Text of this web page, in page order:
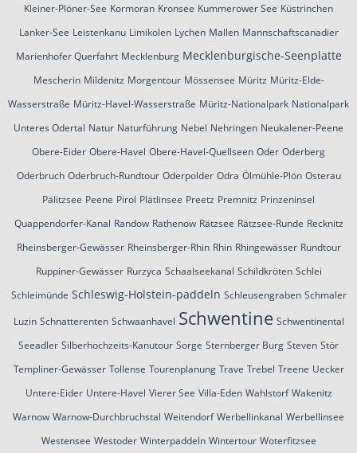
Kleiner-Plöner-See Kormoran Kronsee Kummerower See Küstrinchen
Lanker-See Leistenkanu Limikolen Lychen Mallen Mannschaftscanadier
Marienhofer Querfahrt Mecklenburg Mecklenburgische-Seenplatte
Mescherin Mildenitz Morgentour Mössensee Müritz Müritz-Elde-
Wasserstraße Müritz-Havel-Wasserstraße Müritz-Nationalpark Nationalpark
Unteres Odertal Natur Naturführung Nebel Nehringen Neukalener-Peene
Obere-Eider Obere-Havel Obere-Havel-Quellseen Oder Oderberg
Oderbruch Oderbruch-Rundtour Oderpolder Odra Ölmühle-Plön Osterau
Pälitzsee Peene Pirol Plätlinsee Preetz Premnitz Prinzeninsel
Quappendorfer-Kanal Randow Rathenow Rätzsee Rätzsee-Runde Recknitz
Rheinsberger-Gewässer Rheinsberger-Rhin Rhin Rhingewässer Rundtour
Ruppiner-Gewässer Rurzyca Schaalseekanal Schildkröten Schlei
Schleimünde Schleswig-Holstein-paddeln Schleusengraben Schmaler
Luzin Schnatterenten Schwaanhavel Schwentine Schwentinental
Seeadler Silberhochzeits-Kanutour Sorge Sternberger Burg Steven Stör
Templiner-Gewässer Tollense Tourenplanung Trave Trebel Treene Uecker
Untere-Eider Untere-Havel Vierer See Villa-Eden Wahlstorf Wakenitz
Warnow Warnow-Durchbruchstal Weitendorf Werbellinkanal Werbellinsee
Westensee Westoder Winterpaddeln Wintertour Woterfitzsee